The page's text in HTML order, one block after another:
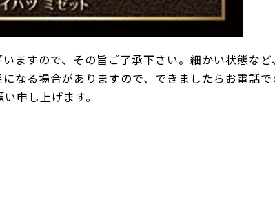
ますので、その旨ご了承下さい。細かい状態な
なる場合がありますので、できましたらお電話
申し上げます。